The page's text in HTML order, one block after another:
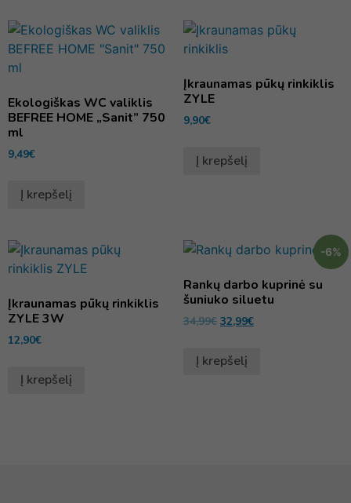
Ekologiškas WC valiklis
BEFREE HOME „Sanit” 750
ml
9,49€
Į krepšelį
Įkraunamas pūkų rinkiklis
ZYLE
9,90€
Į krepšelį
Įkraunamas pūkų rinkiklis
ZYLE 3W
12,90€
Į krepšelį
-6%
Rankų darbo kuprinė su
šuniuko siluetu
34,99€ 32,99€
Į krepšelį